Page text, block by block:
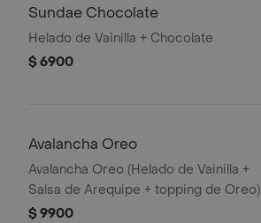
Sundae Chocolate
Helado de Vainilla + Chocolate
$ 6900
Avalancha Oreo
Avalancha Oreo (Helado de Vainilla +
Salsa de Arequipe + topping de Oreo)
$ 9900